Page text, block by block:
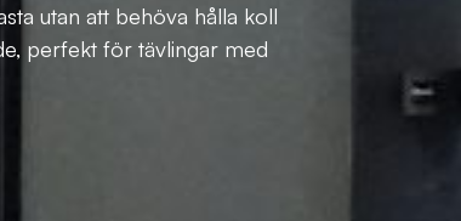
utan att behöva hålla koll
perfekt för tävlingar med